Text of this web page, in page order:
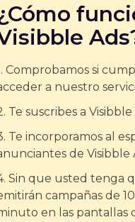
Comprobamos si
a nuestro
Te suscribes a Visibble
Te incorporamos al
de Visibble
Sin que usted tenga
campañas de
en las pantallas